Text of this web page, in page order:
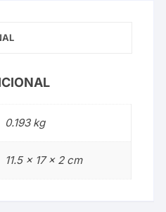
0.193 kg
11.5 × 17 × 2 cm